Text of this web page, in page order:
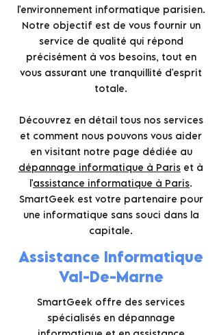
l'environnement informatique parisien.
Notre objectif est de vous fournir un
service de qualité qui répond
précisément à vos besoins, tout en
vous assurant une tranquillité d'esprit
totale.
Découvrez en détail tous nos services
et comment nous pouvons vous aider
en visitant notre page dédiée au
dépannage informatique à Paris et à
l'assistance informatique à Paris.
SmartGeek est votre partenaire pour
une informatique sans souci dans la
capitale.
Assistance Informatique
Val-De-Marne
SmartGeek offre des services
spécialisés en dépannage